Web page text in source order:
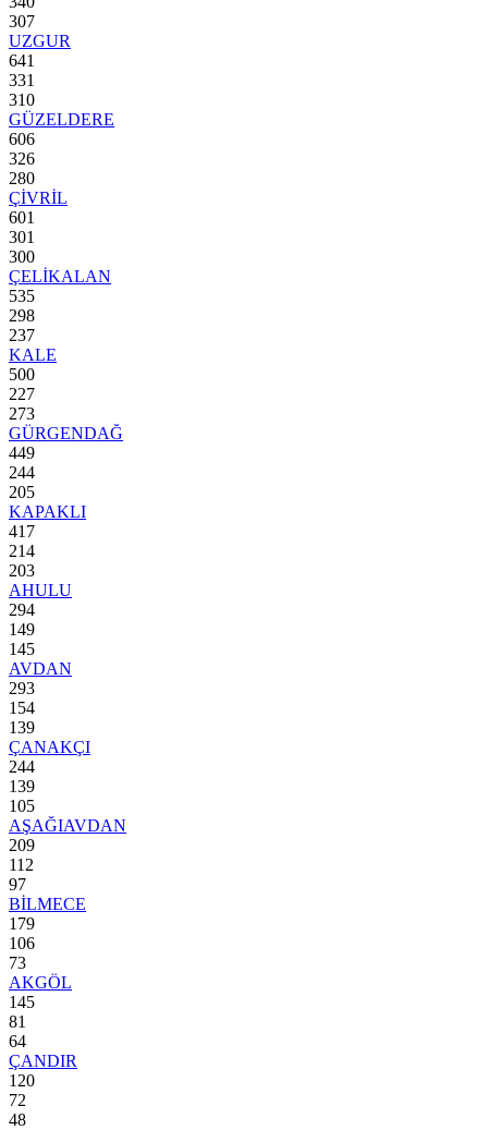
307
UZGUR
641
331
310
GÜZELDERE
606
326
280
ÇİVRİL
601
301
300
ÇELİKALAN
535
298
237
KALE
500
227
273
GÜRGENDAĞ
449
244
205
KAPAKLI
417
214
203
AHULU
294
149
145
AVDAN
293
154
139
ÇANAKÇI
244
139
105
AŞAĞIAVDAN
209
112
97
BİLMECE
179
106
73
AKGÖL
145
81
64
ÇANDIR
120
72
48